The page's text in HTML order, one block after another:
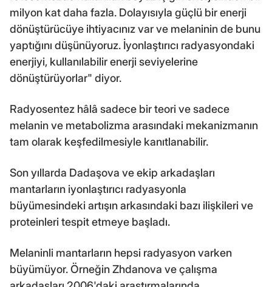
milyon kat daha fazla. Dolayısıyla güçlü bir enerji
dönüştürücüye ihtiyacınız var ve melaninin de bunu
yaptığını düşünüyoruz. İyonlaştırıcı radyasyondaki
enerjiyi, kullanılabilir enerji seviyelerine
dönüştürüyorlar" diyor.
Radyosentez hâlâ sadece bir teori ve sadece
melanin ve metabolizma arasındaki mekanizmanın
tam olarak keşfedilmesiyle kanıtlanabilir.
Son yıllarda Dadaşova ve ekip arkadaşları
mantarların iyonlaştırıcı radyasyonla
büyümesindeki artışın arkasındaki bazı ilişkileri ve
proteinleri tespit etmeye başladı.
Melaninli mantarların hepsi radyasyon varken
büyümüyor. Örneğin Zhdanova ve çalışma